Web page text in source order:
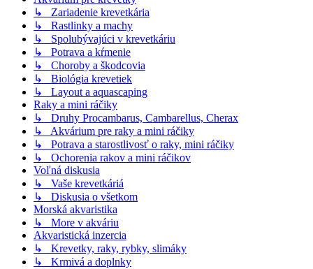
↳ Zariadenie krevetkária
↳ Rastlinky a machy
↳ Spolubývajúci v krevetkáriu
↳ Potrava a kŕmenie
↳ Choroby a škodcovia
↳ Biológia krevetiek
↳ Layout a aquascaping
Raky a mini ráčiky
↳ Druhy Procambarus, Cambarellus, Cherax
↳ Akvárium pre raky a mini ráčiky
↳ Potrava a starostlivosť o raky, mini ráčiky
↳ Ochorenia rakov a mini ráčikov
Voľná diskusia
↳ Vaše krevetkáriá
↳ Diskusia o všetkom
Morská akvaristika
↳ More v akváriu
Akvaristická inzercia
↳ Krevetky, raky, rybky, slimáky
↳ Krmivá a doplnky